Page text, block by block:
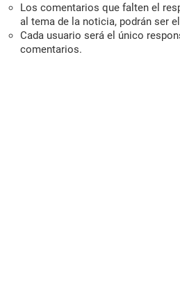
Los comentarios que falten el
al tema de la noticia, podrán ser
Cada usuario será el único
comentarios.